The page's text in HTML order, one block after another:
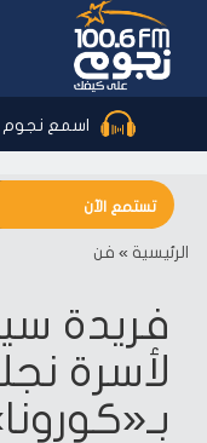
اسمع نجوم
تستمع الآننجوم اف ام - على
الرئيسية » فن
فريدة
لأسرة